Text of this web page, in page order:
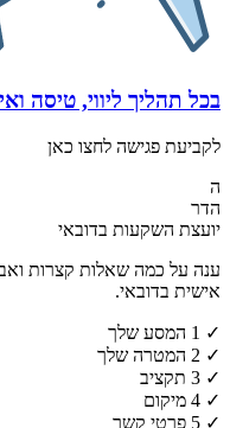
בכל תהליך ליווי, טיסה
לקביעת פגישה לחצו כאן
ה
הדר
יועצת השקעות בדובאי
ענה על כמה שאלות קצרות
אישית בדובאי.
✓
1 המסע שלך
✓
2 המטרה שלך
✓
3 תקציב
✓
4 מיקום
✓
5 פרטי קשר